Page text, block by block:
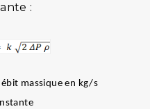
:
massique en kg/s